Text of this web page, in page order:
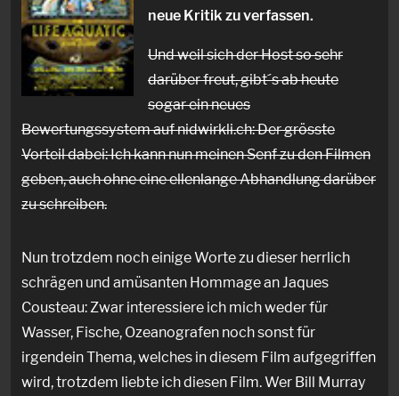
neue Kritik zu verfassen.
Und weil sich der Host so sehr
darüber freut, gibt´s ab heute
sogar ein neues
Bewertungssystem auf nidwirkli.ch: Der grösste
Vorteil dabei: Ich kann nun meinen Senf zu den Filmen
geben, auch ohne eine ellenlange Abhandlung darüber
zu schreiben.
Nun trotzdem noch einige Worte zu dieser herrlich
schrägen und amüsanten Hommage an Jaques
Cousteau: Zwar interessiere ich mich weder für
Wasser, Fische, Ozeanografen noch sonst für
irgendein Thema, welches in diesem Film aufgegriffen
wird, trotzdem liebte ich diesen Film. Wer Bill Murray